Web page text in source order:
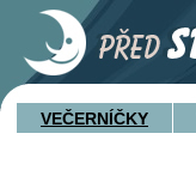
VEČERNÍČKY